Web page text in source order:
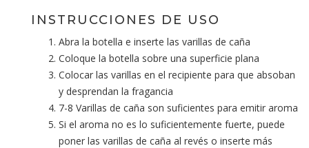
INSTRUCCIONES DE USO
Abra la botella e inserte las varillas de caña
Coloque la botella sobre una superficie plana
Colocar las varillas en el recipiente para que absoban
y desprendan la fragancia
7-8 Varillas de caña son suficientes para emitir aroma
Si el aroma no es lo suficientemente fuerte, puede
poner las varillas de caña al revés o inserte más